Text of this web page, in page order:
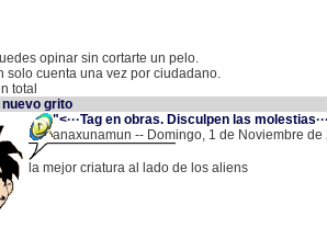
opinar sin cortarte un pelo.
solo cuenta una vez por ciudadano.
total
nuevo grito
"<···Tag en obras. Disculpen las
anaxunamun -- Domingo, 1 de Noviembre de
la mejor criatura al lado de los aliens